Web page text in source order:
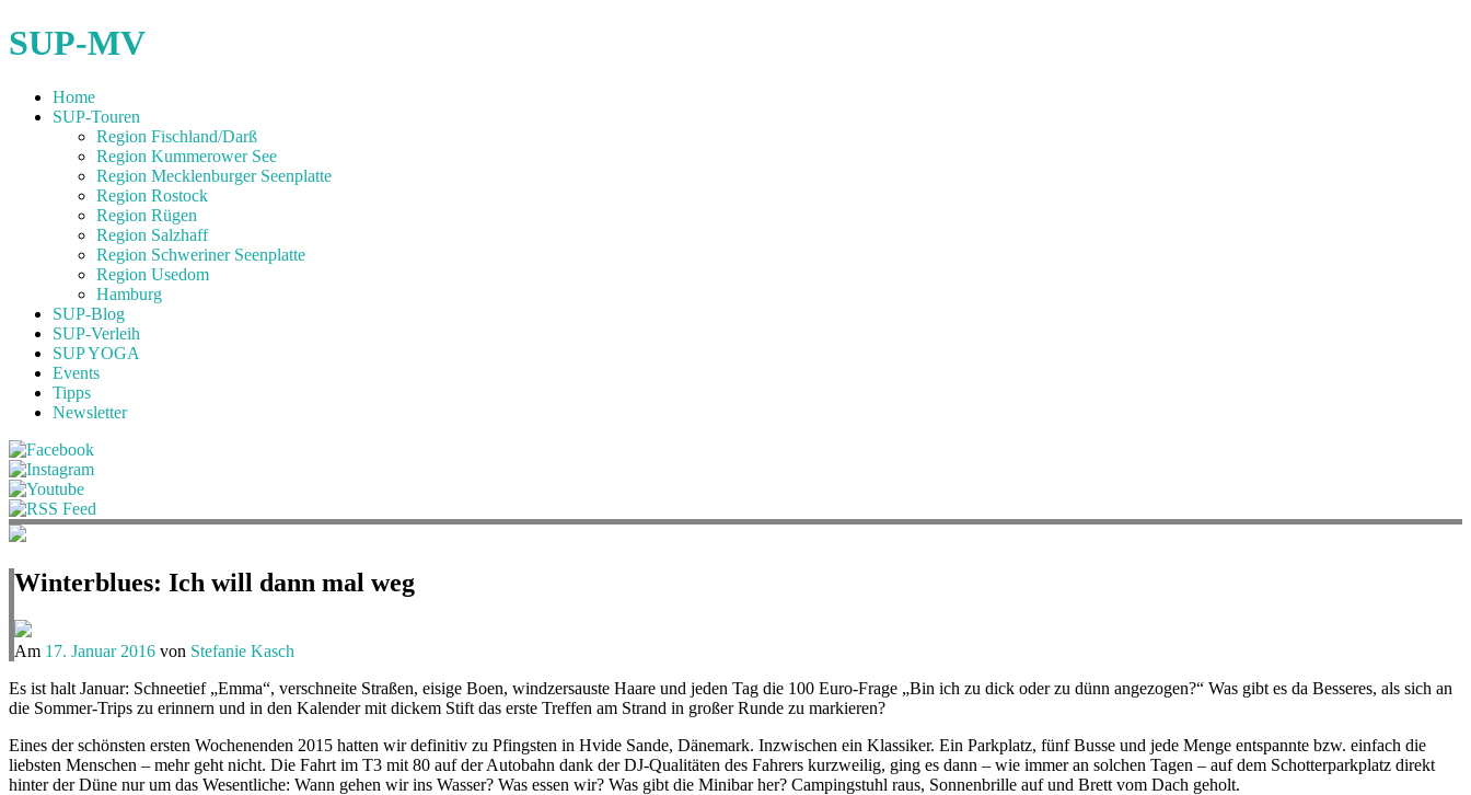
SUP-MV
Home
SUP-Touren
Region Fischland/Darß
Region Kummerower See
Region Mecklenburger Seenplatte
Region Rostock
Region Rügen
Region Salzhaff
Region Schweriner Seenplatte
Region Usedom
Hamburg
SUP-Blog
SUP-Verleih
SUP YOGA
Events
Tipps
Newsletter
Winterblues: Ich will dann mal weg
Am 17. Januar 2016 von Stefanie Kasch
Es ist halt Januar: Schneetief „Emma“, verschneite Straßen, eisige Boen, windzersauste Haare und jeden Tag die 100 Euro-Frage „Bin ich zu dick oder zu dünn angezogen?“ Was gibt es da Besseres, als sich an
die Sommer-Trips zu erinnern und in den Kalender mit dickem Stift das erste Treffen am Strand in großer Runde zu markieren?
Eines der schönsten ersten Wochenenden 2015 hatten wir definitiv zu Pfingsten in Hvide Sande, Dänemark. Inzwischen ein Klassiker. Ein Parkplatz, fünf Busse und jede Menge entspannte bzw. einfach die
liebsten Menschen – mehr geht nicht. Die Fahrt im T3 mit 80 auf der Autobahn dank der DJ-Qualitäten des Fahrers kurzweilig, ging es dann – wie immer an solchen Tagen – auf dem Schotterparkplatz direkt
hinter der Düne nur um das Wesentliche: Wann gehen wir ins Wasser? Was essen wir? Was gibt die Minibar her? Campingstuhl raus, Sonnenbrille auf und Brett vom Dach geholt.